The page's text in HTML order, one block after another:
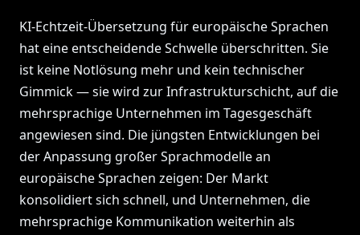
KI-Echtzeit-Übersetzung für europäische Sprachen
hat eine entscheidende Schwelle überschritten. Sie
ist keine Notlösung mehr und kein technischer
Gimmick — sie wird zur Infrastrukturschicht, auf die
mehrsprachige Unternehmen im Tagesgeschäft
angewiesen sind. Die jüngsten Entwicklungen bei
der Anpassung großer Sprachmodelle an
europäische Sprachen zeigen: Der Markt
konsolidiert sich schnell, und Unternehmen, die
mehrsprachige Kommunikation weiterhin als